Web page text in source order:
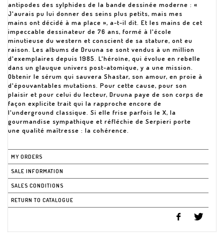
antipodes des sylphides de la bande dessinée moderne : «
J'aurais pu lui donner des seins plus petits, mais mes
mains ont décidé à ma place », a-t-il dit. Et les mains de cet
impeccable dessinateur de 76 ans, formé à l'école
minutieuse du western et conscient de sa stature, ont eu
raison. Les albums de Druuna se sont vendus à un million
d'exemplaires depuis 1985. L'héroïne, qui évolue en rebelle
dans un glauque univers post-atomique, y a une mission.
Obtenir le sérum qui sauvera Shastar, son amour, en proie à
d'épouvantables mutations. Pour cette cause, pour son
plaisir et pour celui du lecteur, Druuna paye de son corps de
façon explicite trait qui la rapproche encore de
l'underground classique. Si elle frise parfois le X, la
gourmandise sympathique et réfléchie de Serpieri porte
une qualité maîtresse : la cohérence.
MY ORDERS
SALE INFORMATION
SALES CONDITIONS
RETURN TO CATALOGUE